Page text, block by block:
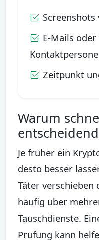
Screenshots
E-Mails
Zeitpunkt
Warum
Je früher ein
desto besser
Täter verschieben
häufig über
Tauschdienste.
Prüfung kann